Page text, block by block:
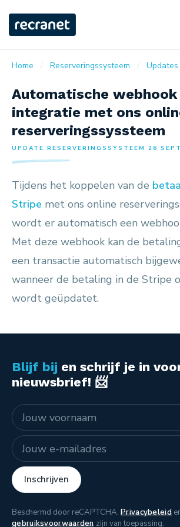
Home Reserveringssysteem Updates
Automatische
integratie met ons
reserveringssyssteem
UPDATE RESERVERINGSSYSTEEM 26
Tijdens het koppelen van de
Stripe met ons online
wordt er automatisch een
Met deze webhook kan de
een transactie automatisch
wanneer de betaling in de Stripe
wordt geüpdatet.
Blijf bij en schrijf je in
nieuwsbrief! 📨
Naam
E-mailadres
Inschrijven
Beschermd door reCAPTCHA. Privacybeleid
gebruiksvoorwaardenzijn van toepassing.